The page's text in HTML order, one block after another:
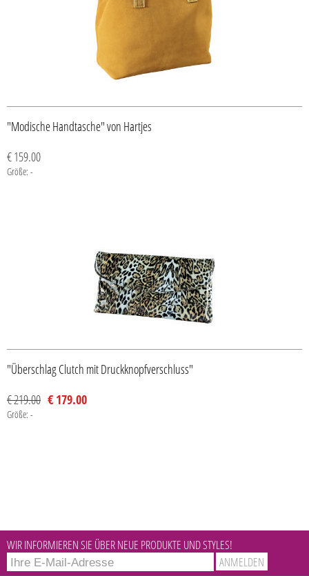
"Modische Handtasche" von Hartjes
€ 159.00
Größe: -
"Überschlag Clutch mit Druckknopfverschluss"
€ 219.00 € 179.00
Größe: -
WIR INFORMIEREN SIE ÜBER NEUE PRODUKTE UND STYLES!